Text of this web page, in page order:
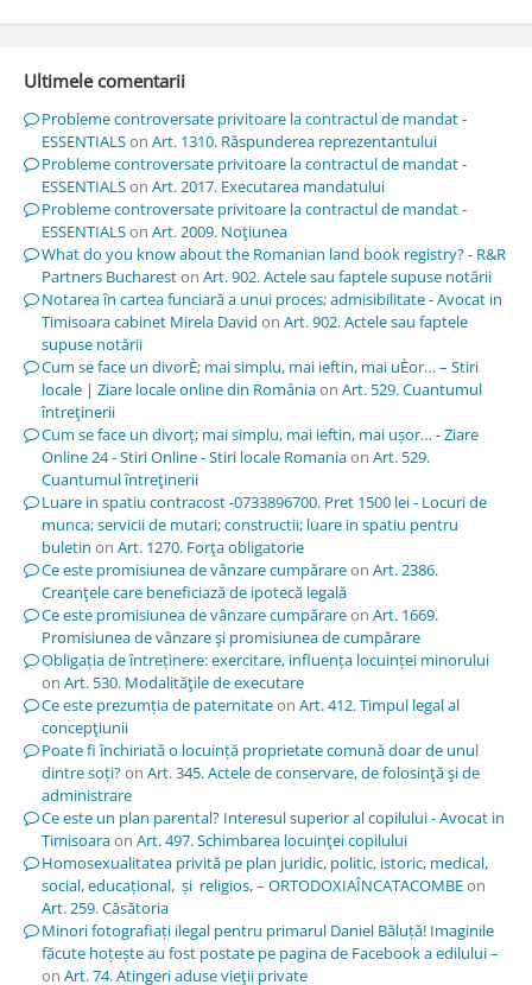
Ultimele comentarii
Probleme controversate privitoare la contractul de mandat -
ESSENTIALSon Art. 1310. Răspunderea reprezentantului
Probleme controversate privitoare la contractul de mandat -
ESSENTIALSon Art. 2017. Executarea mandatului
Probleme controversate privitoare la contractul de mandat -
ESSENTIALSon Art. 2009. Noţiunea
What do you know about the Romanian land book registry? - R&R
Partners Buchareston Art. 902. Actele sau faptele supuse notării
Notarea în cartea funciară a unui proces; admisibilitate - Avocat in
Timisoara cabinet Mirela David on Art. 902. Actele sau faptele
supuse notării
Cum se face un divorÈ; mai simplu, mai ieftin, mai uÈor… – Stiri
locale | Ziare locale online din Româniaon Art. 529. Cuantumul
întreţinerii
Cum se face un divorț; mai simplu, mai ieftin, mai ușor… - Ziare
Online 24 - Stiri Online - Stiri locale Romaniaon Art. 529.
Cuantumul întreţinerii
Luare in spatiu contracost -0733896700. Pret 1500 lei - Locuri de
munca; servicii de mutari; constructii; luare in spatiu pentru
buletin on Art. 1270. Forţa obligatorie
Ce este promisiunea de vânzare cumpărareon Art. 2386.
Creanţele care beneficiază de ipotecă legală
Ce este promisiunea de vânzare cumpărareon Art. 1669.
Promisiunea de vânzare şi promisiunea de cumpărare
Obligația de întreținere: exercitare, influența locuinței minorului
on Art. 530. Modalităţile de executare
Ce este prezumția de paternitateon Art. 412. Timpul legal al
concepţiunii
Poate fi închiriată o locuință proprietate comună doar de unul
dintre soți?on Art. 345. Actele de conservare, de folosinţă şi de
administrare
Ce este un plan parental? Interesul superior al copilului - Avocat in
Timisoaraon Art. 497. Schimbarea locuinţei copilului
Homosexualitatea privită pe plan juridic, politic, istoric, medical,
social, educațional, și religios, – ORTODOXIAÎNCATACOMBEon
Art. 259. Căsătoria
Minori fotografiați ilegal pentru primarul Daniel Băluță! Imaginile
făcute hoțește au fost postate pe pagina de Facebook a edilului –
on Art. 74. Atingeri aduse vieţii private